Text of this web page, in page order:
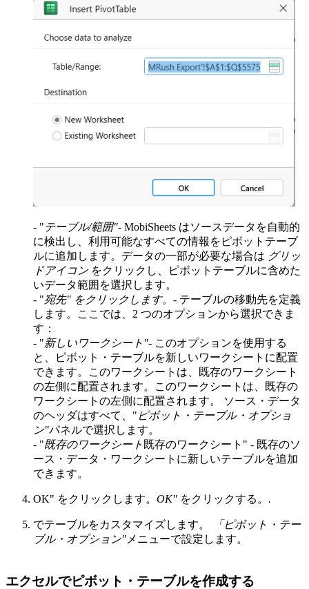
- "テーブル/範囲"- MobiSheets はソースデータを自動的
に検出し、利用可能なすべての情報をピボットテーブ
ルに追加します。データの一部が必要な場合は グリッ
ドアイコン をクリックし、ピボットテーブルに含めた
いデータ範囲を選択します。
- "宛先" をクリックします。 - テーブルの移動先を定義
します。ここでは、2 つのオプションから選択できま
す：
- "新しいワークシート"- このオプションを使用する
と、ピボット・テーブルを新しいワークシートに配置
できます。このワークシートは、既存のワークシート
の左側に配置されます。このワークシートは、既存の
ワークシートの左側に配置されます。 ソース・データ
のヘッダはすべて、" ピボット・テーブル・オプショ
ン"パネルで選択します。
- "既存のワークシート 既存のワークシート" - 既存のソ
ース・データ・ワークシートに新しいテーブルを追加
できます。
OK" をクリックします。 OK" をクリックする。 .
でテーブルをカスタマイズします。
「ピボット・テー
ブル・オプション" メニューで設定します。
エクセルでピボット・テーブルを作成する